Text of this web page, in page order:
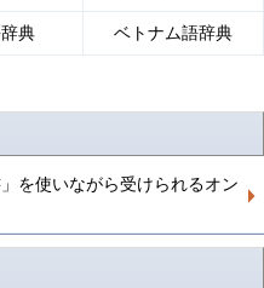
典 ベトナム語辞典
を使いながら受けられるオン